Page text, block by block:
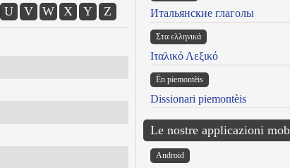
U V W X Y Z Итальянские глаголы
Στα ελληνικά
Ιταλικό Λεξικό
Ën piemontèis
Dissionari piemontèis
Le nostre applicazioni
Android